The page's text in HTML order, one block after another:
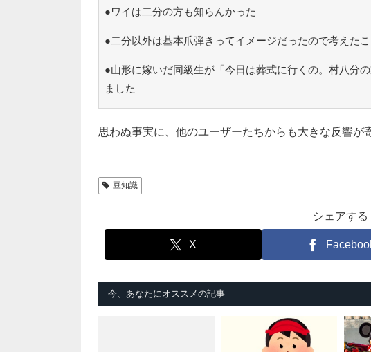
●ワイは二分の方も知らんかった
●二分以外は基本爪弾きってイメージだったので考えた
●山形に嫁いだ同級生が「今日は葬式に行くの。村八分
ました
思わぬ事実に、他のユーザーたちからも大きな反響が
豆知識
シェアする
X
今、あなたにオススメの記事